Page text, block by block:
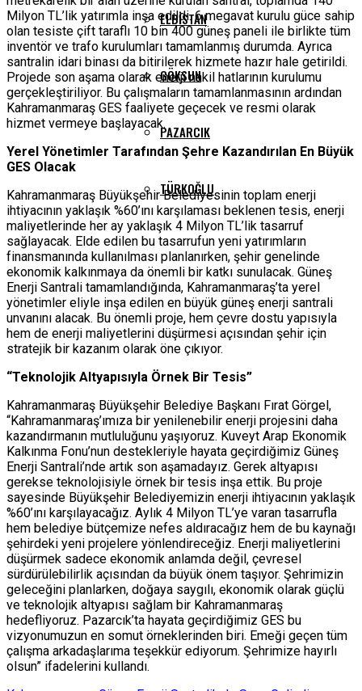
ELBISTAN
GÖKSUN
PAZARCIK
TÜRKOĞLU
Milyon TL’lik yatırımla inşa edildi. 6 megavat kurulu güce sahip
olan tesiste çift taraflı 10 bin 400 güneş paneli ile birlikte tüm
inventör ve trafo kurulumları tamamlanmış durumda. Ayrıca
santralin idari binası da bitirilerek hizmete hazır hale getirildi.
Projede son aşama olarak enerji nakil hatlarının kurulumu
gerçekleştiriliyor. Bu çalışmaların tamamlanmasının ardından
Kahramanmaraş GES faaliyete geçecek ve resmi olarak
hizmet vermeye başlayacak.
Yerel Yönetimler Tarafından Şehre Kazandırılan En Büyük
GES Olacak
Kahramanmaraş Büyükşehir Belediyesinin toplam enerji
ihtiyacının yaklaşık %60’ını karşılaması beklenen tesis, enerji
maliyetlerinde her ay yaklaşık 4 Milyon TL’lik tasarruf
sağlayacak. Elde edilen bu tasarrufun yeni yatırımların
finansmanında kullanılması planlanırken, şehir genelinde
ekonomik kalkınmaya da önemli bir katkı sunulacak. Güneş
Enerji Santrali tamamlandığında, Kahramanmaraş’ta yerel
yönetimler eliyle inşa edilen en büyük güneş enerji santrali
unvanını alacak. Bu önemli proje, hem çevre dostu yapısıyla
hem de enerji maliyetlerini düşürmesi açısından şehir için
stratejik bir kazanım olarak öne çıkıyor.
“Teknolojik Altyapısıyla Örnek Bir Tesis”
Kahramanmaraş Büyükşehir Belediye Başkanı Fırat Görgel,
“Kahramanmaraş’ımıza bir yenilenebilir enerji projesini daha
kazandırmanın mutluluğunu yaşıyoruz. Kuveyt Arap Ekonomik
Kalkınma Fonu’nun destekleriyle hayata geçirdiğimiz Güneş
Enerji Santrali’nde artık son aşamadayız. Gerek altyapısı
gerekse teknolojisiyle örnek bir tesis inşa ettik. Bu proje
sayesinde Büyükşehir Belediyemizin enerji ihtiyacının yaklaşık
%60’ını karşılayacağız. Aylık 4 Milyon TL’ye varan tasarrufla
hem belediye bütçemize nefes aldıracağız hem de bu kaynağı
şehirdeki yeni projelere yönlendireceğiz. Enerji maliyetlerini
düşürmek sadece ekonomik anlamda değil, çevresel
sürdürülebilirlik açısından da büyük önem taşıyor. Şehrimizin
geleceğini planlarken, doğaya saygılı, ekonomik olarak güçlü
ve teknolojik altyapısı sağlam bir Kahramanmaraş
hedefliyoruz. Pazarcık’ta hayata geçirdiğimiz GES bu
vizyonumuzun en somut örneklerinden biri. Emeği geçen tüm
çalışma arkadaşlarıma teşekkür ediyorum. Şehrimize hayırlı
olsun” ifadelerini kullandı.